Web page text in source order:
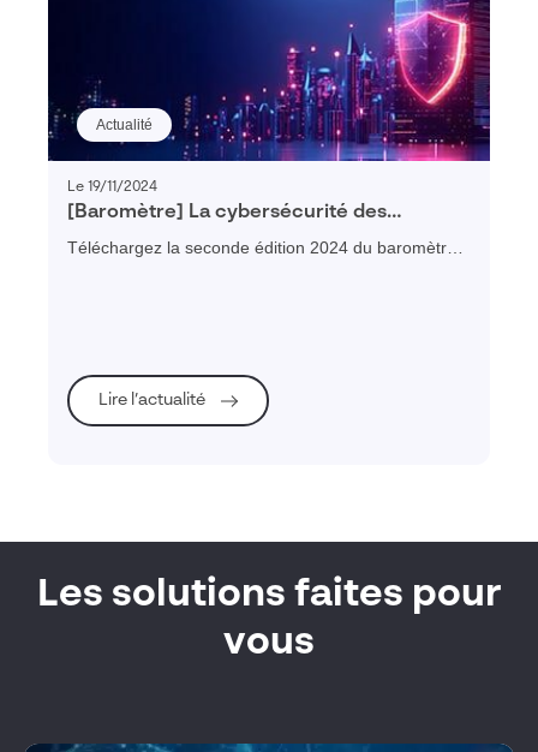
Actualité
Le 19/11/2024
[Baromètre] La cybersécurité des
entreprises françaises – édition 2024
Téléchargez la seconde édition 2024 du baromètre
Lire l’actualité
Les solutions faites pour
vous